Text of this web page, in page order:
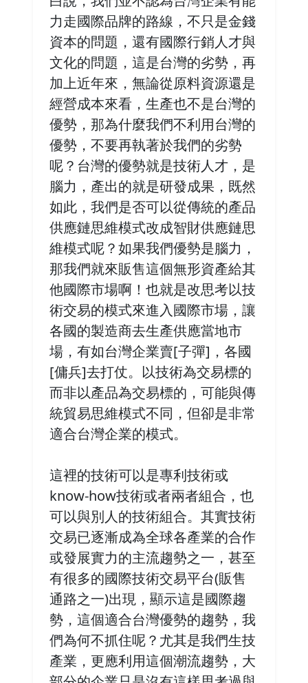
力走國際品牌的路線，不只是金錢
資本的問題，還有國際行銷人才與
文化的問題，這是台灣的劣勢，再
加上近年來，無論從原料資源還是
經營成本來看，生產也不是台灣的
優勢，那為什麼我們不利用台灣的
優勢，不要再執著於我們的劣勢
呢？台灣的優勢就是技術人才，是
腦力，產出的就是研發成果，既然
如此，我們是否可以從傳統的產品
供應鏈思維模式改成智財供應鏈思
維模式呢？如果我們優勢是腦力，
那我們就來販售這個無形資產給其
他國際市場啊！也就是改思考以技
術交易的模式來進入國際市場，讓
各國的製造商去生產供應當地市
場，有如台灣企業賣[子彈]，各國
[傭兵]去打仗。以技術為交易標的
而非以產品為交易標的，可能與傳
統貿易思維模式不同，但卻是非常
適合台灣企業的模式。
這裡的技術可以是專利技術或
know-how技術或者兩者組合，也
可以與別人的技術組合。其實技術
交易已逐漸成為全球各產業的合作
或發展實力的主流趨勢之一，甚至
有很多的國際技術交易平台(販售
通路之一)出現，顯示這是國際趨
勢，這個適合台灣優勢的趨勢，我
們為何不抓住呢？尤其是我們生技
產業，更應利用這個潮流趨勢，大